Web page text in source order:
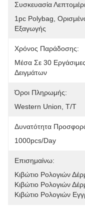
Συσκευασία
1pc Polybag,
Εξαγωγής
Χρόνος Παράδοσης:
Μέσα Σε 30
Δειγμάτων
Όροι Πληρωμής:
Western Union, T/T
Δυνατότητα
1000pcs/day
Επισημαίνω:
Κιβώτιο Ρολογιών
Κιβώτιο Ρολογιών
Κιβώτιο Ρολογιών